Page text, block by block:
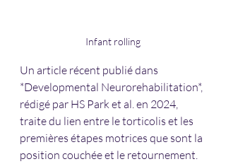
Infant rolling
Un article récent publié dans
*Developmental Neurorehabilitation*,
rédigé par HS Park et al. en 2024,
traite du lien entre le torticolis et les
premières étapes motrices que sont la
position couchée et le retournement.